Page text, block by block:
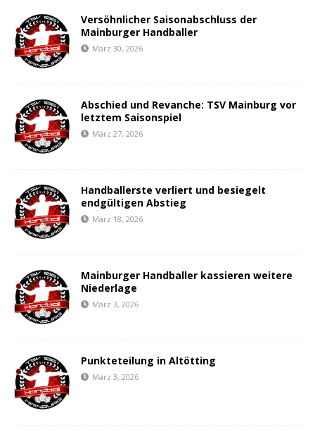
Versöhnlicher Saisonabschluss der
Mainburger Handballer
März 30, 2026
Abschied und Revanche: TSV Mainburg vor
letztem Saisonspiel
März 27, 2026
Handballerste verliert und besiegelt
endgültigen Abstieg
März 18, 2026
Mainburger Handballer kassieren weitere
Niederlage
März 3, 2026
Punkteteilung in Altötting
März 3, 2026